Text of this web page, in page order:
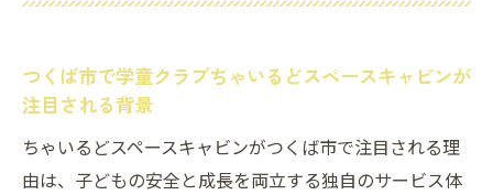
つくば市で学童クラブちゃいるどスペースキャビンが
注目される背景
ちゃいるどスペースキャビンがつくば市で注目される理
由は、子どもの安全と成長を両立する独自のサービス体